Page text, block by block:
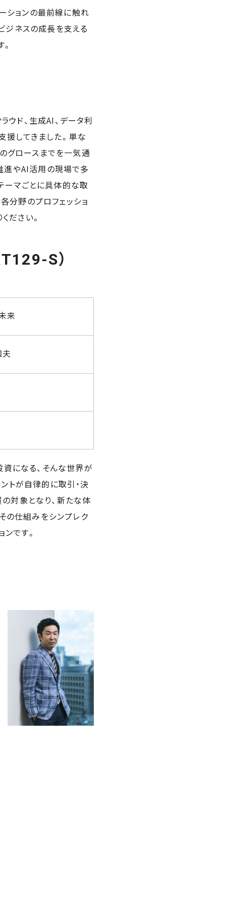
ションの最前線に触れ
ジネスの成長を支える
ウド、生成AI、データ利
してきました。単な
グロースまでを一気通
進やAI活用の現場で多
ーマごとに具体的な取
分野のプロフェッショ
ださい。
S）
来
夫
資になる、そんな世界が
トが自律的に取引・決
対象となり、新たな体
の仕組みをシンプレク
です。